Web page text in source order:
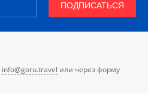
ПОДПИСАТЬСЯ
info@goru.travel или через форму